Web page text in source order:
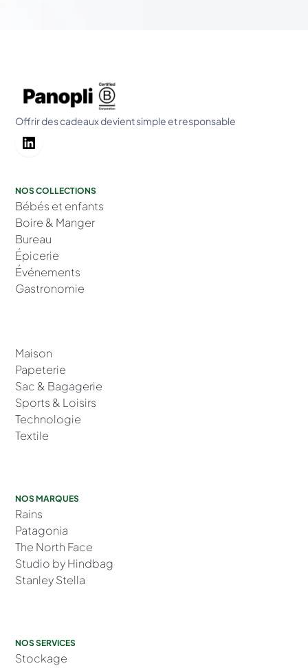
Offrir des cadeaux devient simple et responsable
NOS COLLECTIONS
Bébés et enfants
Boire & Manger
Bureau
Épicerie
Événements
Gastronomie
Maison
Papeterie
Sac & Bagagerie
Sports & Loisirs
Technologie
Textile
NOS MARQUES
Rains
Patagonia
The North Face
Studio by Hindbag
Stanley Stella
NOS SERVICES
Stockage